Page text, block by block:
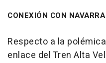
CONEXIÓN CON NAVARRA
Respecto a la
enlace del Tren Alta